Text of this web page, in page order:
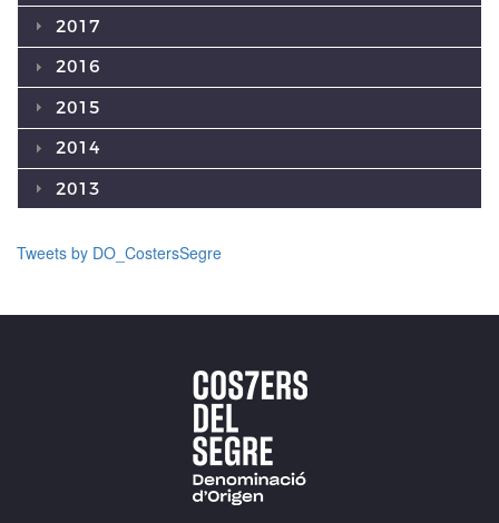
2017
2016
2015
2014
2013
Tweets by DO_CostersSegre